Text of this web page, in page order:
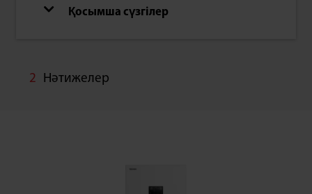
Қосымша сүзгілер
2 Нәтижелер